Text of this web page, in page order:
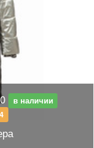
в наличии